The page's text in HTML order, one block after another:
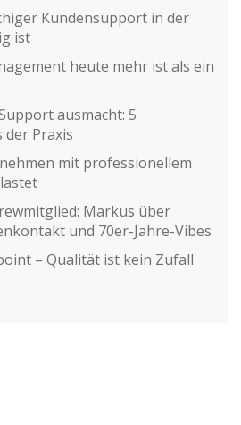
Kundensupport in der
ist
heute mehr ist als ein
ausmacht: 5
Praxis
mit professionellem
Markus über
und 70er-Jahre-Vibes
– Qualität ist kein Zufall